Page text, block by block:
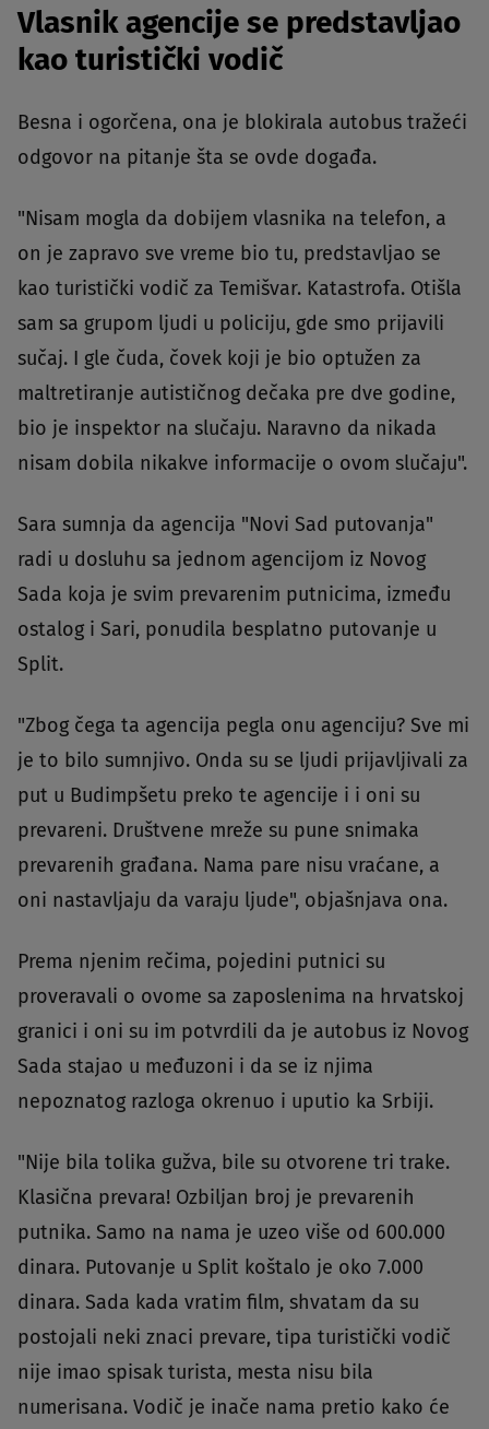
Vlasnik agencije se predstavljao
kao turistički vodič
Besna i ogorčena, ona je blokirala autobus tražeći
odgovor na pitanje šta se ovde događa.
"Nisam mogla da dobijem vlasnika na telefon, a
on je zapravo sve vreme bio tu, predstavljao se
kao turistički vodič za Temišvar. Katastrofa. Otišla
sam sa grupom ljudi u policiju, gde smo prijavili
sučaj. I gle čuda, čovek koji je bio optužen za
maltretiranje autističnog dečaka pre dve godine,
bio je inspektor na slučaju. Naravno da nikada
nisam dobila nikakve informacije o ovom slučaju".
Sara sumnja da agencija "Novi Sad putovanja"
radi u dosluhu sa jednom agencijom iz Novog
Sada koja je svim prevarenim putnicima, između
ostalog i Sari, ponudila besplatno putovanje u
Split.
"Zbog čega ta agencija pegla onu agenciju? Sve mi
je to bilo sumnjivo. Onda su se ljudi prijavljivali za
put u Budimpšetu preko te agencije i i oni su
prevareni. Društvene mreže su pune snimaka
prevarenih građana. Nama pare nisu vraćane, a
oni nastavljaju da varaju ljude", objašnjava ona.
Prema njenim rečima, pojedini putnici su
proveravali o ovome sa zaposlenima na hrvatskoj
granici i oni su im potvrdili da je autobus iz Novog
Sada stajao u međuzoni i da se iz njima
nepoznatog razloga okrenuo i uputio ka Srbiji.
"Nije bila tolika gužva, bile su otvorene tri trake.
Klasična prevara! Ozbiljan broj je prevarenih
putnika. Samo na nama je uzeo više od 600.000
dinara. Putovanje u Split koštalo je oko 7.000
dinara. Sada kada vratim film, shvatam da su
postojali neki znaci prevare, tipa turistički vodič
nije imao spisak turista, mesta nisu bila
numerisana. Vodič je inače nama pretio kako će